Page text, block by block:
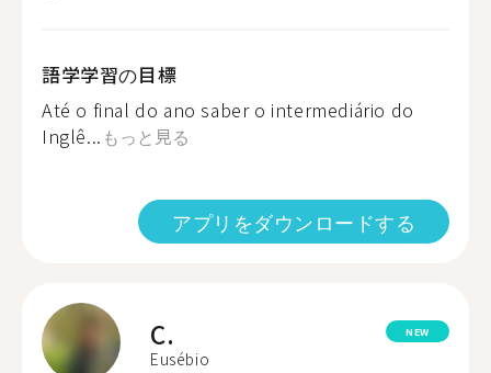
語学学習の目標
Até o final do ano saber o intermediário do
Inglê... もっと見る
アプリをダウンロードする
C.
Eusébio
NEW